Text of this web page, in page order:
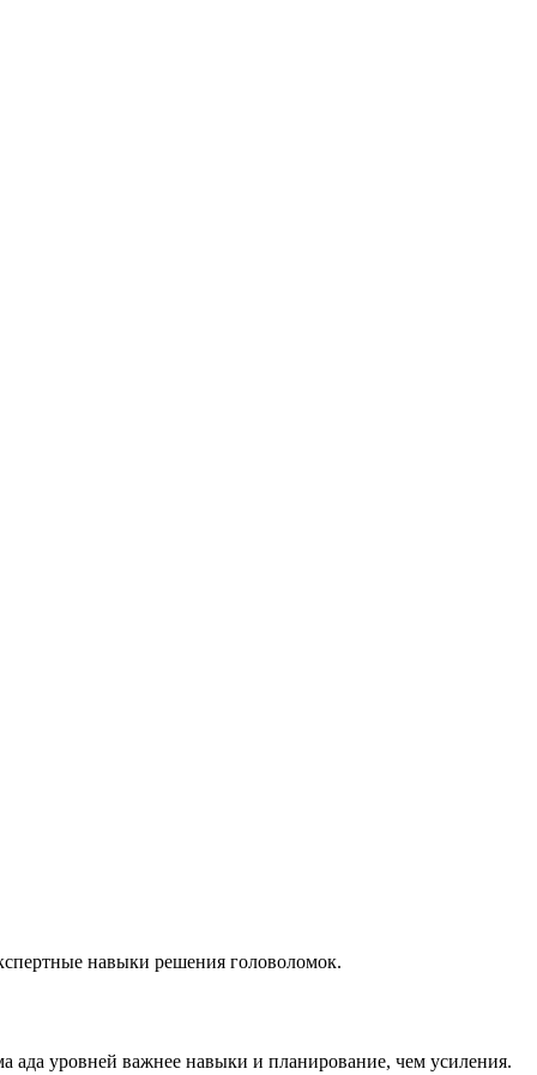
навыки решения головоломок.
ада уровней важнее навыки и планирование, чем усиления.